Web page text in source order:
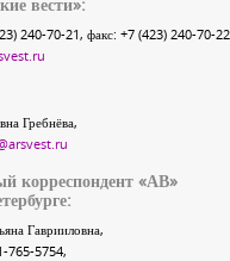
240-70-21, факс: +7 (423) 240-70-22
Гребнёва,
корреспондент «АВ»
Гаврииловна,
765-5754,